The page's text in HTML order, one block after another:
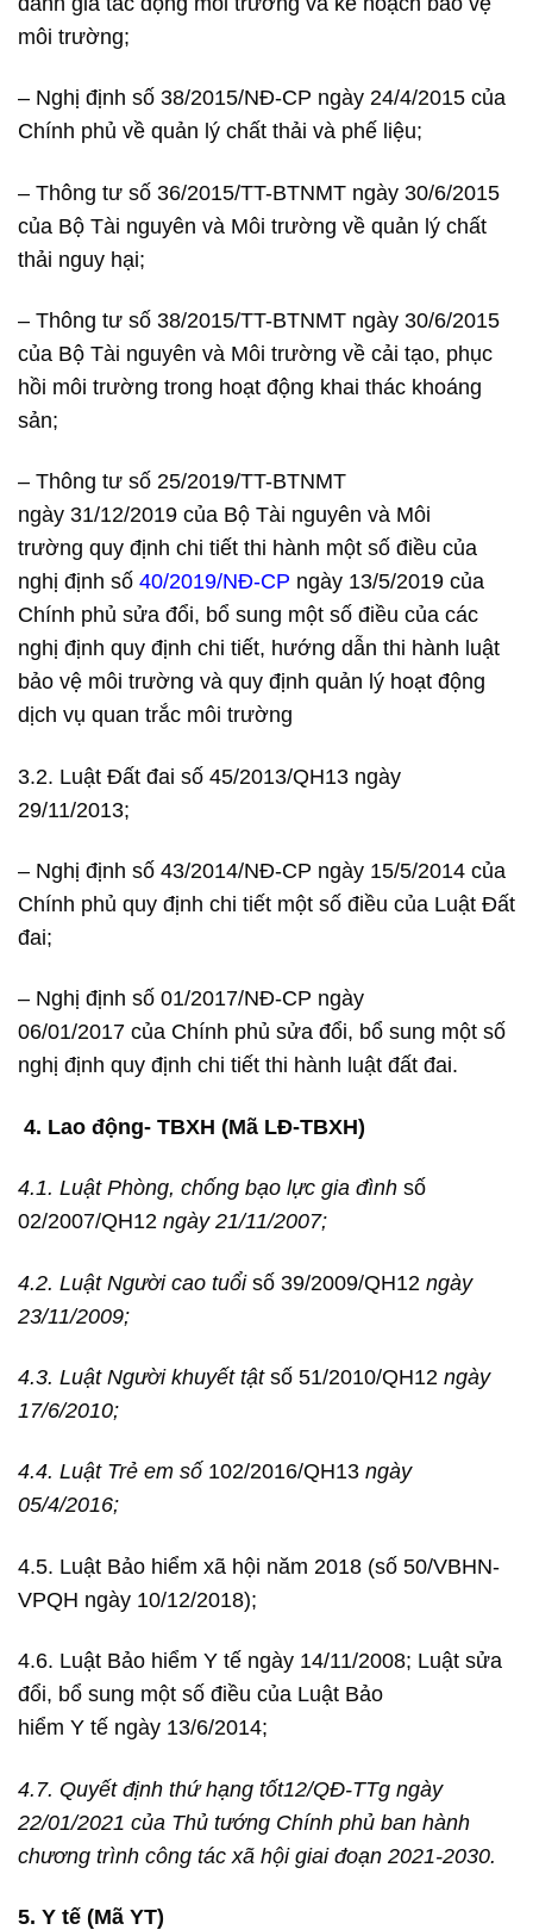
môi trường;
– Nghị định số 38/2015/NĐ-CP ngày 24/4/2015 của
Chính phủ về quản lý chất thải và phế liệu;
– Thông tư số 36/2015/TT-BTNMT ngày 30/6/2015
của Bộ Tài nguyên và Môi trường về quản lý chất
thải nguy hại;
– Thông tư số 38/2015/TT-BTNMT ngày 30/6/2015
của Bộ Tài nguyên và Môi trường về cải tạo, phục
hồi môi trường trong hoạt động khai thác khoáng
sản;
– Thông tư số 25/2019/TT-BTNMT
ngày 31/12/2019 của Bộ Tài nguyên và Môi
trường quy định chi tiết thi hành một số điều của
nghị định số 40/2019/NĐ-CP ngày 13/5/2019 của
Chính phủ sửa đổi, bổ sung một số điều của các
nghị định quy định chi tiết, hướng dẫn thi hành luật
bảo vệ môi trường và quy định quản lý hoạt động
dịch vụ quan trắc môi trường
3.2. Luật Đất đai số 45/2013/QH13 ngày
29/11/2013;
– Nghị định số 43/2014/NĐ-CP ngày 15/5/2014 của
Chính phủ quy định chi tiết một số điều của Luật Đất
đai;
– Nghị định số 01/2017/NĐ-CP ngày
06/01/2017 của Chính phủ sửa đổi, bổ sung một số
nghị định quy định chi tiết thi hành luật đất đai.
4. Lao động- TBXH (Mã LĐ-TBXH)
4.1. Luật Phòng, chống bạo lực gia đình số
02/2007/QH12 ngày 21/11/2007;
4.2. Luật Người cao tuổi số 39/2009/QH12 ngày
23/11/2009;
4.3. Luật Người khuyết tật số 51/2010/QH12 ngày
17/6/2010;
4.4. Luật Trẻ em số 102/2016/QH13 ngày
05/4/2016;
4.5. Luật Bảo hiểm xã hội năm 2018 (số 50/VBHN-
VPQH ngày 10/12/2018);
4.6. Luật Bảo hiểm Y tế ngày 14/11/2008; Luật sửa
đổi, bổ sung một số điều của Luật Bảo
hiểm Y tế ngày 13/6/2014;
4.7. Quyết định thứ hạng tốt12/QĐ-TTg ngày
22/01/2021 của Thủ tướng Chính phủ ban hành
chương trình công tác xã hội giai đoạn 2021-2030.
5. Y tế (Mã YT)